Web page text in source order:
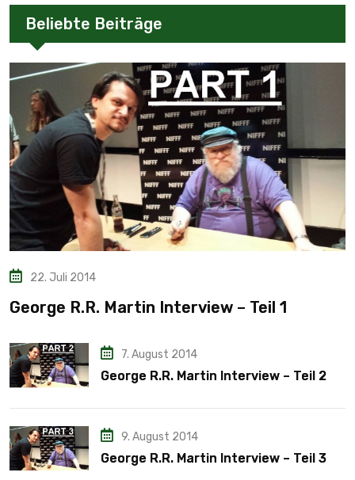
Beliebte Beiträge
22. Juli 2014
George R.R. Martin Interview – Teil 1
7. August 2014
George R.R. Martin Interview – Teil 2
9. August 2014
George R.R. Martin Interview – Teil 3